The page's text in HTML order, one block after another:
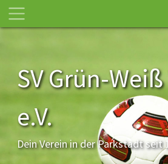
SV Grün-
e.V.
Dein Verein in der Parkstadt seit